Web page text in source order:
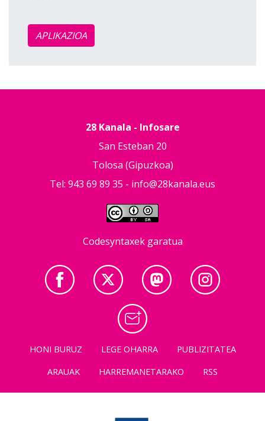
APLIKAZIOA
28 Kanala - Infosare
San Esteban 20
Tolosa (Gipuzkoa)
Tel: 943 69 89 35 - info@28kanala.eus
Codesyntaxek garatua
HONI BURUZ LEGE OHARRA
PUBLIZITATEA
ARAUAK
HARREMANETARAKO RSS